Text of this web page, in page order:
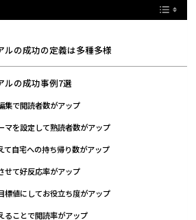
ルの成功の定義は多種多様
ルの成功事例7選
集で閲読者数がアップ
マを設定して熟読者数がアップ
て自宅への持ち帰り数がアップ
せて好反応率がアップ
標値にしてお役立ち度がアップ
ることで閲読率がアップ